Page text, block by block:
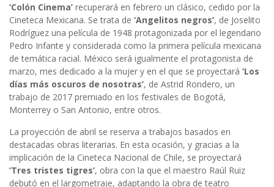
‘Colón Cinema’ recuperará en febrero un clásico, cedido por la
Cineteca Mexicana. Se trata de ‘Angelitos negros’, de Joselito
Rodríguez una película de 1948 protagonizada por el legendario
Pedro Infante y considerada como la primera película mexicana
de temática racial. México será igualmente el protagonista de
marzo, mes dedicado a la mujer y en el que se proyectará ‘Los
días más oscuros de nosotras’, de Astrid Rondero, un
trabajo de 2017 premiado en los festivales de Bogotá,
Monterrey o San Antonio, entre otros.
La proyección de abril se reserva a trabajos basados en
destacadas obras literarias. En esta ocasión, y gracias a la
implicación de la Cineteca Nacional de Chile, se proyectará
‘Tres tristes tigres’, obra con la que el maestro Raúl Ruiz
debutó en el largometraje, adaptando la obra de teatro